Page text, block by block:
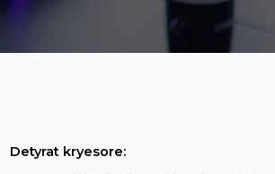
Detyrat kryesore: